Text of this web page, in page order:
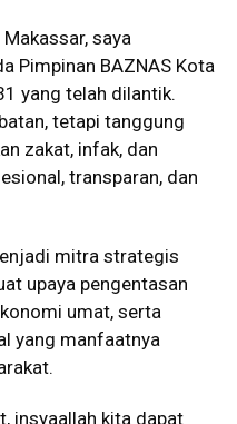
saya
Pimpinan BAZNAS Kota
yang telah dilantik.
tetapi tanggung
zakat, infak, dan
transparan, dan
mitra strategis
upaya pengentasan
umat, serta
yang manfaatnya
insyaallah kita dapat